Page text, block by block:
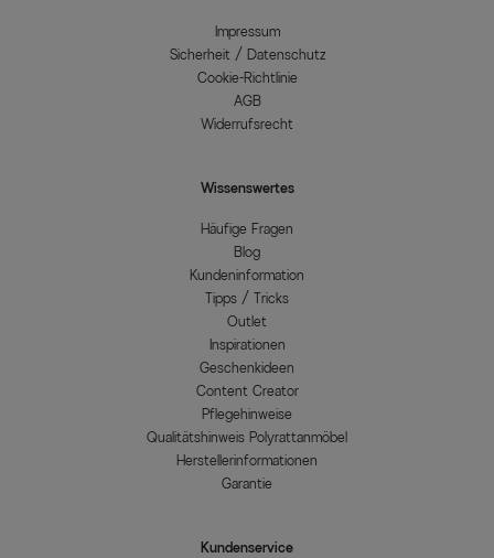
Impressum
Sicherheit / Datenschutz
Cookie-Richtlinie
AGB
Widerrufsrecht
Wissenswertes
Häufige Fragen
Blog
Kundeninformation
Tipps / Tricks
Outlet
Inspirationen
Geschenkideen
Content Creator
Pflegehinweise
Qualitätshinweis Polyrattanmöbel
Herstellerinformationen
Garantie
Kundenservice